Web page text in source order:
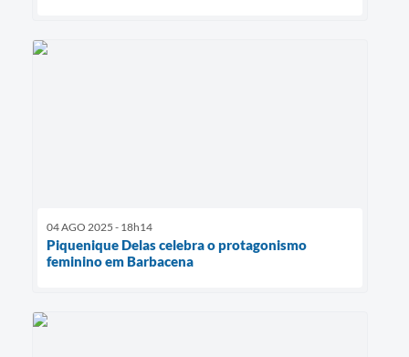
04 AGO 2025 - 18h14
Piquenique Delas celebra o protagonismo
feminino em Barbacena